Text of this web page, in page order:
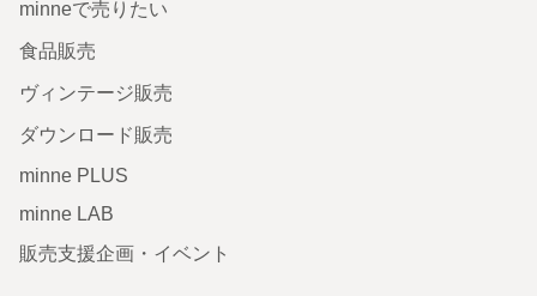
minneで売りたい
食品販売
ヴィンテージ販売
ダウンロード販売
minne PLUS
minne LAB
販売支援企画・イベント